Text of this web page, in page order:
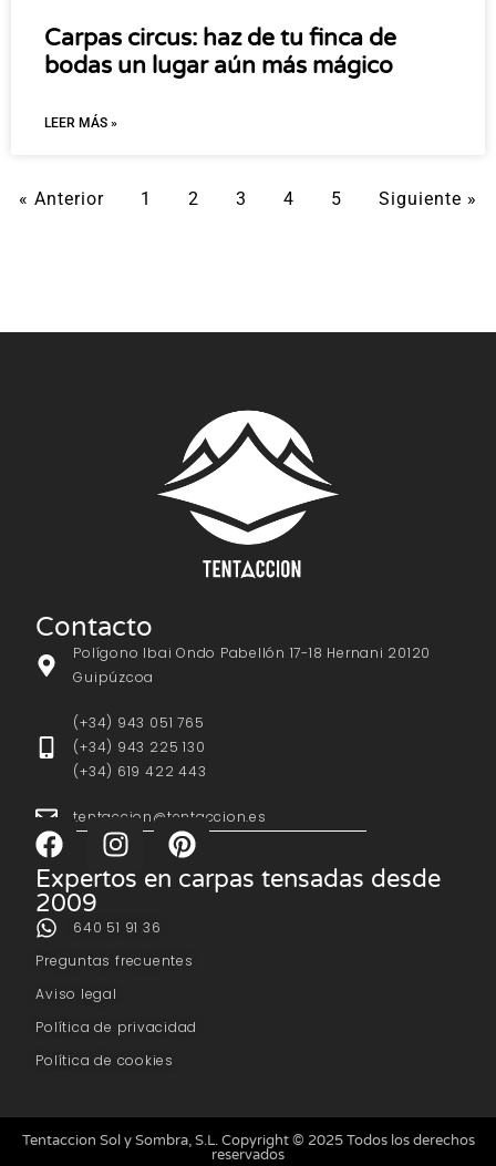
Carpas circus: haz de tu finca de
bodas un lugar aún más mágico
LEER MÁS »
« Anterior 1 2 3 4 5 Siguiente »
Contacto
Polígono Ibai Ondo Pabellón 17-18 Hernani 20120
Guipúzcoa
(+34) 943 051 765
(+34) 943 225 130
(+34) 619 422 443
tentaccion@tentaccion.es
Expertos en carpas tensadas desde
2009
640 51 91 36
Preguntas frecuentes
Aviso legal
Política de privacidad
Política de cookies
Tentaccion Sol y Sombra, S.L. Copyright © 2025 Todos los derechos
reservados